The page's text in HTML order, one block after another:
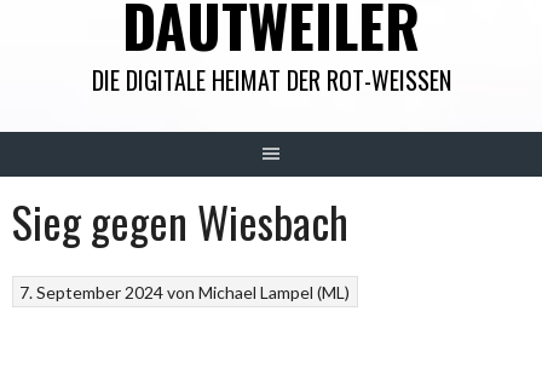
DAUTWEILER
DIE DIGITALE HEIMAT DER ROT-WEISSEN
Sieg gegen Wiesbach
7. September 2024vonMichael Lampel (ML)